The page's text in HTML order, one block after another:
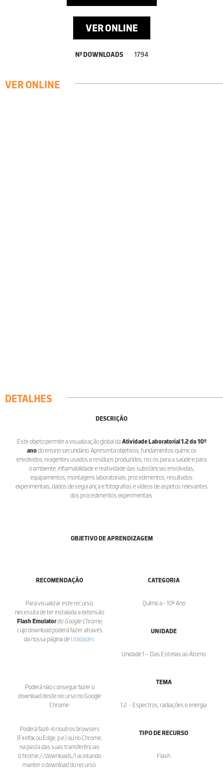
VER ONLINE
Nº DOWNLOADS 1794
VER ONLINE
DETALHES
DESCRIÇÃO
Este objeto permite a visualização global daAtividade Laboratorial 1.2 do 10º
anodo ensino secundário. Apresenta objetivos, fundamentos químicos
envolvidos, reagentes usados e resíduos produzidos, riscos para a saúde e para
o ambiente, inflamabilidade e reatividade das substâncias envolvidas,
equipamentos, montagens laboratoriais, procedimentos, resultados
experimentais, dados de segurança e fotografias e vídeos de aspetos relevantes
dos procedimentos experimentais.
OBJETIVO DE APRENDIZAGEM
RECOMENDAÇÃO
Para visualizar este recurso,
necessita de ter instalada a extensão
Flash Emulatordo Google Chrome,
cujo download poderá fazer através
da nossa página de Utilidades
Poderá não conseguir fazer o
download deste recurso no Google
Chrome.
Poderá fazê-lo noutros browsers
(Firefox ou Edge, p.e.) ou no Chrome,
na pasta das suas transferências
(chrome://downloads/) aceitando
manter o download do recurso.
CATEGORIA
Química - 10º Ano
UNIDADE
Unidade 1 – Das Estrelas ao Átomo
TEMA
1.2. - Espectros, radiações e energia
TIPO DE RECURSO
Flash